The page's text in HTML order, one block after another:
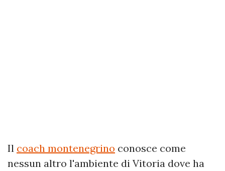
Il coach montenegrino conosce come
nessun altro l'ambiente di Vitoria dove ha